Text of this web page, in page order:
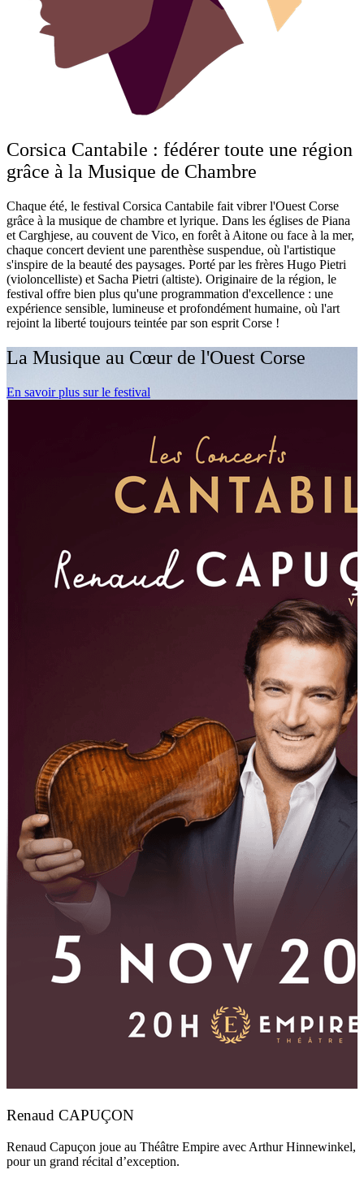
Corsica Cantabile : fédérer toute une région
grâce à la Musique de Chambre
Chaque été, le festival Corsica Cantabile fait vibrer l'Ouest Corse
grâce à la musique de chambre et lyrique. Dans les églises de Piana
et Carghjese, au couvent de Vico, en forêt à Aitone ou face à la mer,
chaque concert devient une parenthèse suspendue, où l'artistique
s'inspire de la beauté des paysages. Porté par les frères Hugo Pietri
(violoncelliste) et Sacha Pietri (altiste). Originaire de la région, le
festival offre bien plus qu'une programmation d'excellence : une
expérience sensible, lumineuse et profondément humaine, où l'art
rejoint la liberté toujours teintée par son esprit Corse !
La Musique au Cœur de l'Ouest Corse
En savoir plus sur le festival
Renaud CAPUÇON
Renaud Capuçon joue au Théâtre Empire avec Arthur Hinnewinkel,
pour un grand récital d’exception.